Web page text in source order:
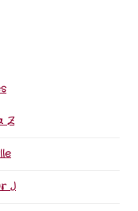
Z
J